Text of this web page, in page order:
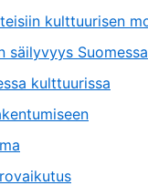
kulttuurisen
säilyvyys Suomessa
kulttuurissa